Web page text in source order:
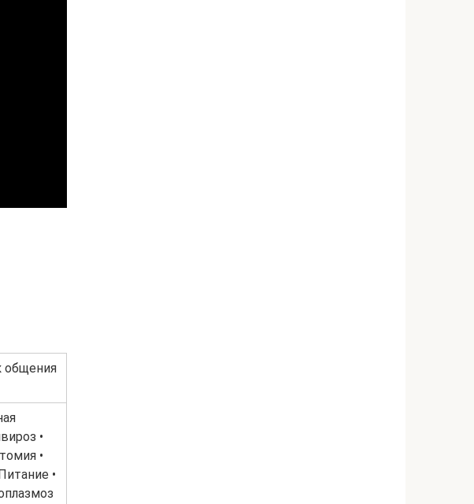
общения
•
•
•